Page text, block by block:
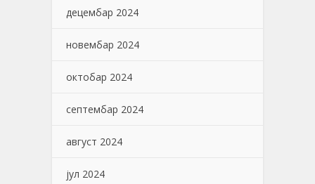
децембар 2024
новембар 2024
октобар 2024
септембар 2024
август 2024
јул 2024